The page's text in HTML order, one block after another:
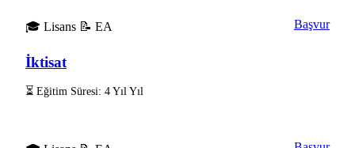
🎓 Lisans 📝 EA
İktisat
⏳ Eğitim Süresi: 4 Yıl Yıl
Başvur